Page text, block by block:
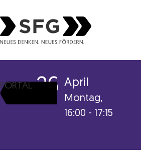
PORTAL 26 April
Montag,
16:00 - 17:15